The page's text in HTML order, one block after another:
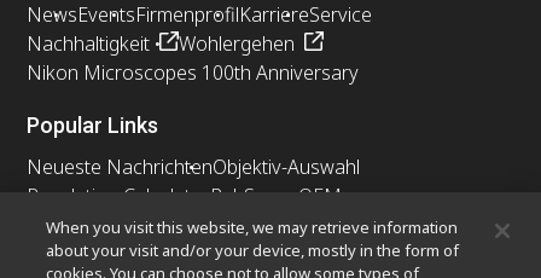
NewsEventsFirmenprofilKarriereService
Nachhaltigkeit
Wohlergehen
Nikon Microscopes 100th Anniversary
Popular Links
Neueste NachrichtenObjektiv-Auswahl
Resolution Calculator PubScope OEM
Nikon Small World
MicroscopyU
When you visit this website, we may retrieve information
about your visit and/or your device, mostly in the form of
cookies. You can choose not to allow some types of